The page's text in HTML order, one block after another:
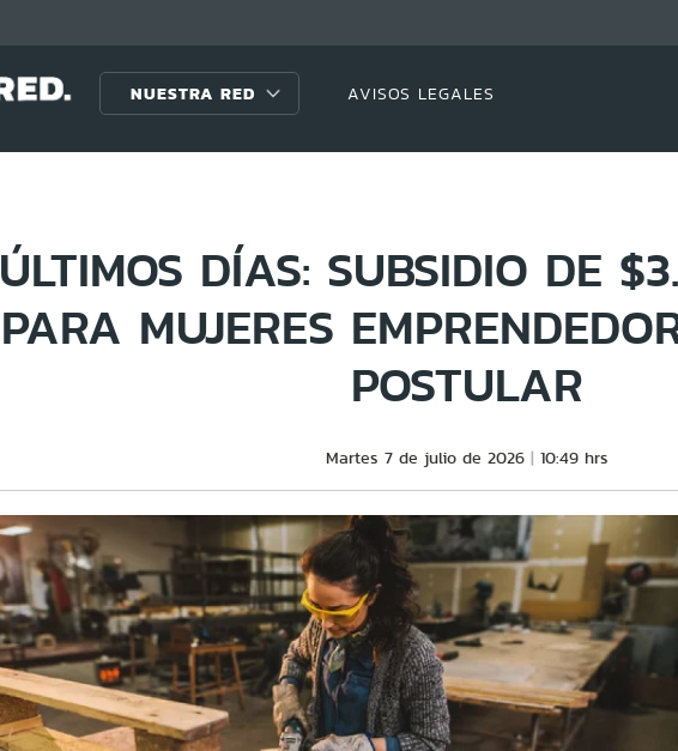
NUESTRA RED AVISOS LEGALES
ÚLTIMOS DÍAS: SUBSIDIO DE
PARA MUJERES
POSTULAR
Martes 7 de julio de 2026 10:49 hrs